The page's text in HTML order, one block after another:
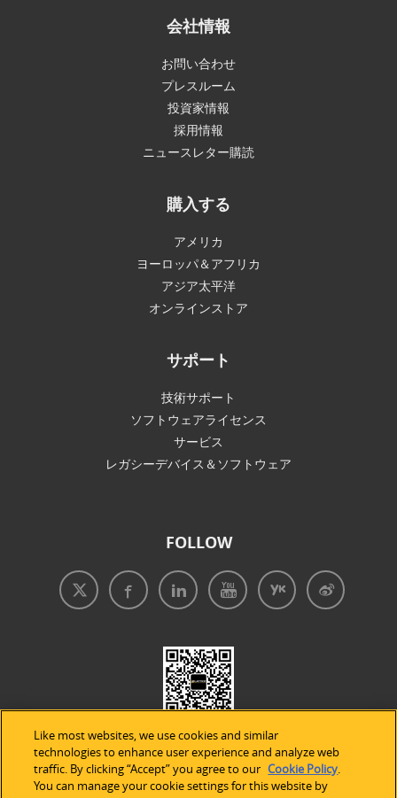
会社情報
お問い合わせ
プレスルーム
投資家情報
採用情報
ニュースレター購読
購入する
アメリカ
ヨーロッパ＆アフリカ
アジア太平洋
オンラインストア
サポート
技術サポート
ソフトウェアライセンス
サービス
レガシーデバイス＆ソフトウェア
FOLLOW
Like most websites, we use cookies and similar
technologies to enhance user experience and analyze web
traffic. By clicking “Accept” you agree to our Cookie Policy.
You can manage your cookie settings for this website by